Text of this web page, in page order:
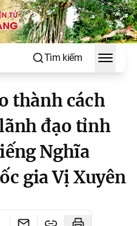
Tìm kiếm
Toggle
thành cách
đạo tỉnh
Nghĩa
gia Vị Xuyên